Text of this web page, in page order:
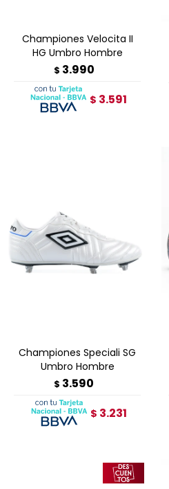
Championes Velocita II
HG Umbro Hombre
$ 3.990
$ 3.591
Championes Speciali SG
Umbro Hombre
$ 3.590
$ 3.231